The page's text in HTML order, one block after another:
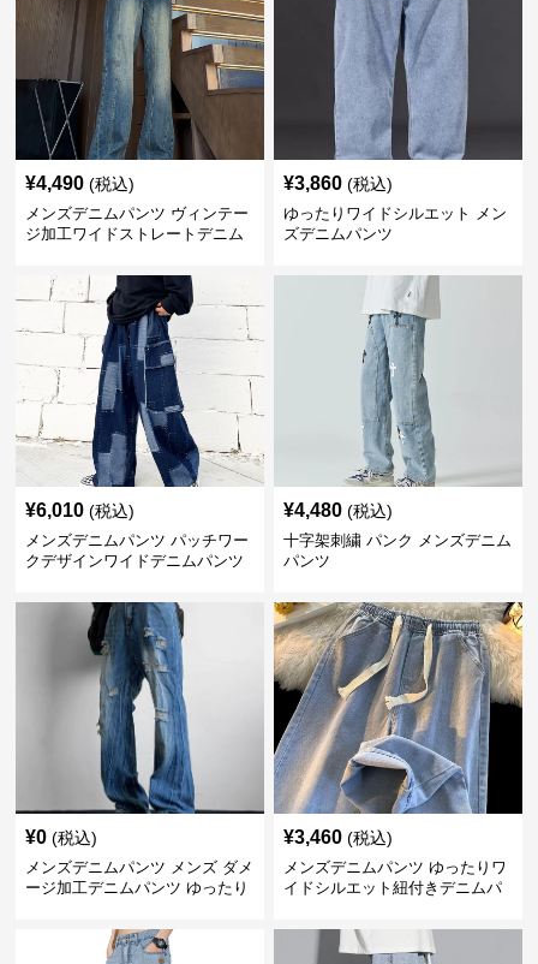
¥4,490 (税込)
メンズデニムパンツ ヴィンテー
ジ加工ワイドストレートデニム
¥3,860 (税込)
ゆったりワイドシルエット メン
ズデニムパンツ
¥6,010 (税込)
メンズデニムパンツ パッチワー
クデザインワイドデニムパンツ
¥4,480 (税込)
十字架刺繍 パンク メンズデニム
パンツ
¥0 (税込)
メンズデニムパンツ メンズ ダメ
ージ加工デニムパンツ ゆったり
¥3,460 (税込)
メンズデニムパンツ ゆったりワ
イドシルエット紐付きデニムパ